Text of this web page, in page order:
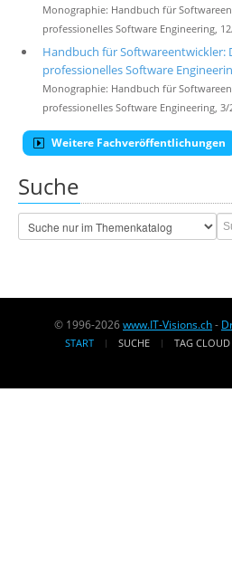
Monographie: Handbuch für
professionelles Software Engineering,
Handbuch für Softwareentwickler:
professionelles Software
Monographie: Handbuch für
professionelles Software Engineering, 3/
Weitere Fachveröffentlichungen
Suche
© 1996-2026www.IT-Visions.ch-
START SUCHE TAG CLOUD